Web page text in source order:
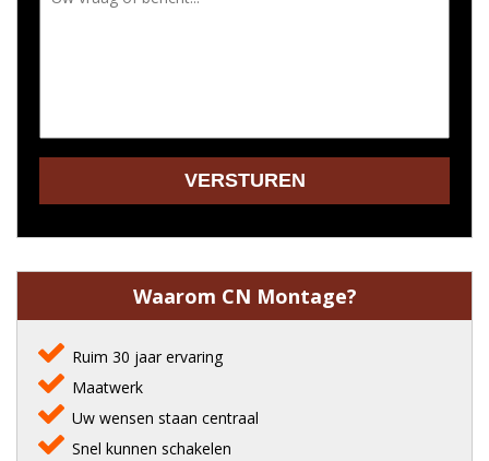
Waarom CN Montage?
Ruim 30 jaar ervaring
Maatwerk
Uw wensen staan centraal
Snel kunnen schakelen